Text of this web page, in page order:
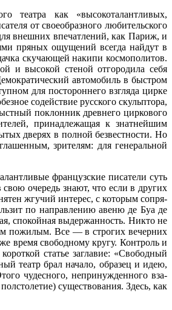
театра как «высокоталант­ливых,
от своеобразного любительско­го
внешних впечатле­ний, как Париж, и
пряных ощущений всегда найдут в
скуча­ющей накипи космополитов.
и высокой сте­ной отгородила себя
авто­мобиль в быстром
для по­стороннего взгляда цирке
содействие русского скульптора,
по­клонник древнего циркового
принадлежащая к знатнейшим
дверях в полной безвестности. Но
зрителям: для генеральной
французские писатели суть
очередь знают, что если в других
жгучий интерес, с которым сопря­
по направлению авеню де Буа де
спо­койная выдержанность. Никто не
пожилым. Все — в стро­гих вечерних
время свободному кругу. Контроль и
статье заглавие: «Свободный
театр брал начало, образец и идею,
чудесного, непринужденного вза­
существо­вания. Здесь, как